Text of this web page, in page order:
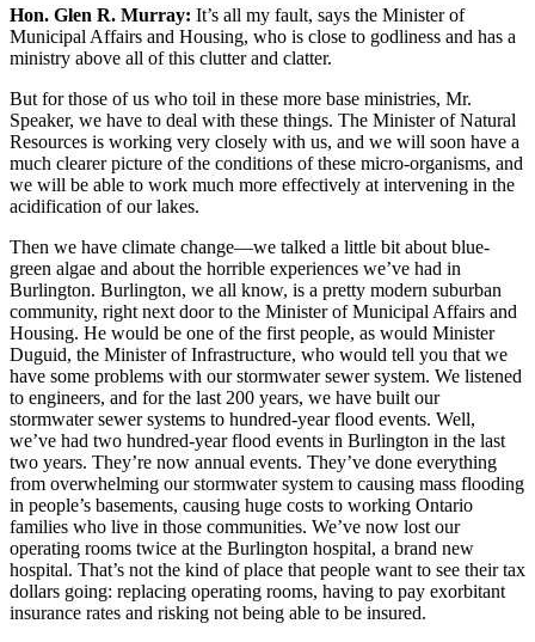
Hon. Glen R. Murray: It’s all my fault, says the Minister of
Municipal Affairs and Housing, who is close to godliness and has a
ministry above all of this clutter and clatter.
But for those of us who toil in these more base ministries, Mr.
Speaker, we have to deal with these things. The Minister of Natural
Resources is working very closely with us, and we will soon have a
much clearer picture of the conditions of these micro-organisms, and
we will be able to work much more effectively at intervening in the
acidification of our lakes.
Then we have climate change—we talked a little bit about blue-
green algae and about the horrible experiences we’ve had in
Burlington. Burlington, we all know, is a pretty modern suburban
community, right next door to the Minister of Municipal Affairs and
Housing. He would be one of the first people, as would Minister
Duguid, the Minister of Infrastructure, who would tell you that we
have some problems with our stormwater sewer system. We listened
to engineers, and for the last 200 years, we have built our
stormwater sewer systems to hundred-year flood events. Well,
we’ve had two hundred-year flood events in Burlington in the last
two years. They’re now annual events. They’ve done everything
from overwhelming our stormwater system to causing mass flooding
in people’s basements, causing huge costs to working Ontario
families who live in those communities. We’ve now lost our
operating rooms twice at the Burlington hospital, a brand new
hospital. That’s not the kind of place that people want to see their tax
dollars going: replacing operating rooms, having to pay exorbitant
insurance rates and risking not being able to be insured.